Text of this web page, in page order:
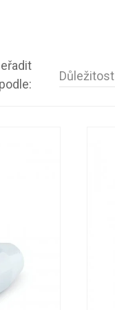
Důležitost